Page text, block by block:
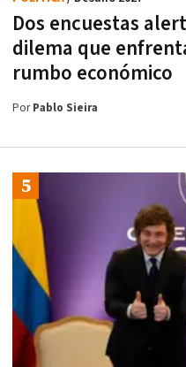
Dos encuestas
dilema que
rumbo económico
PorPablo Sieira